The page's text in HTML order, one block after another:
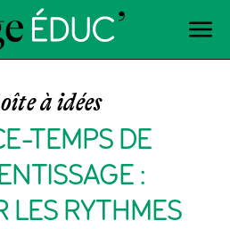
à idées
TEMPS DE
:
LES RYTHMES